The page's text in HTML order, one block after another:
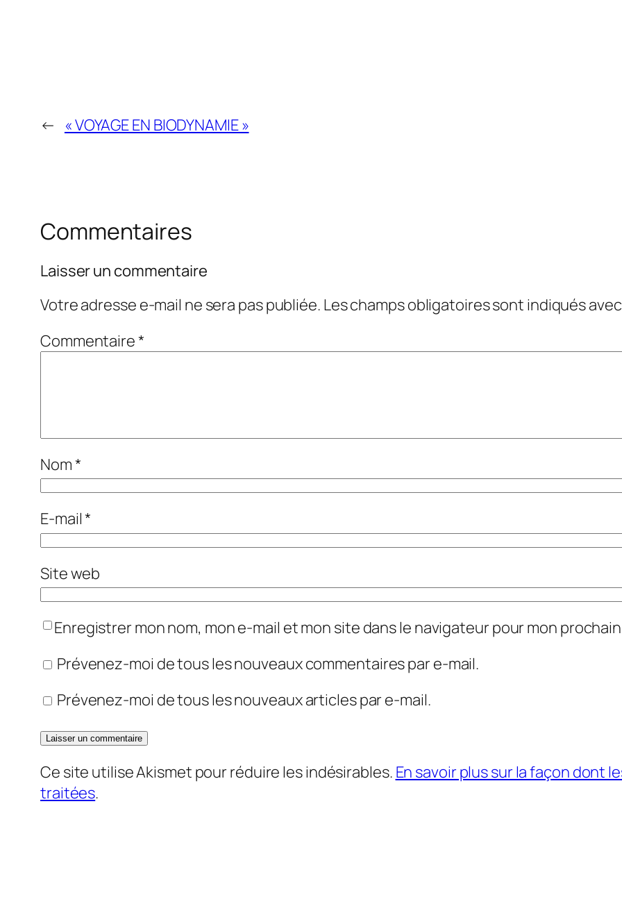
← « VOYAGE EN BIODYNAMIE »
Commentaires
Laisser un commentaire
Votre adresse e-mail ne sera pas publiée. Les champs obligatoires sont indiqués
Commentaire*
Nom*
E-mail*
Site web
Enregistrer mon nom, mon e-mail et mon site dans le navigateur pour mon
Prévenez-moi de tous les nouveaux commentaires par e-mail.
Prévenez-moi de tous les nouveaux articles par e-mail.
Ce site utilise Akismet pour réduire les indésirables. En savoir plus sur la façon dont
traitées.